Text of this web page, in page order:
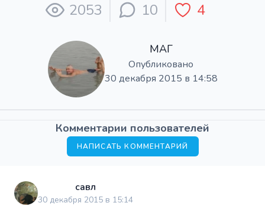
2053 10 4
МАГ
Опубликовано
30 декабря 2015 в 14:58
Комментарии пользователей
НАПИСАТЬ КОММЕНТАРИЙ
савл
30 декабря 2015 в 15:14